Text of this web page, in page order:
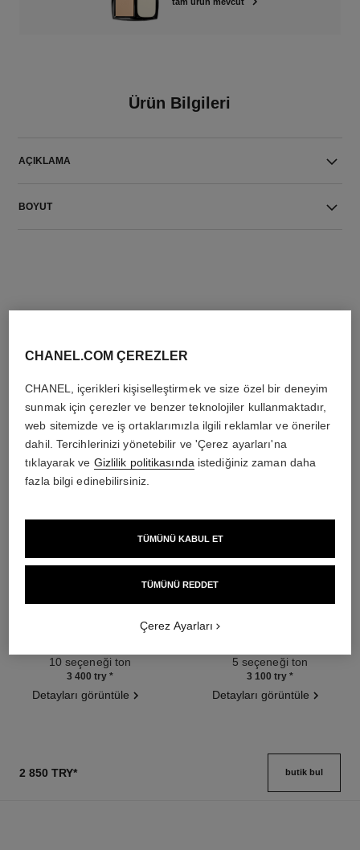
Ürün Bilgileri
AÇIKLAMA
BOYUT
THE PERFECT MATCH
poudre universelle libre
Ref. 132212
10 seçeneği ton
3 400 try *
Detayları görüntüle
joues contraste intense
Ref. 168242
5 seçeneği ton
3 100 try *
Detayları görüntüle
2 850 TRY* butik bul
CHANEL.COM ÇEREZLER
CHANEL, içerikleri kişiselleştirmek ve size özel bir deneyim
sunmak için çerezler ve benzer teknolojiler kullanmaktadır,
web sitemizde ve iş ortaklarımızla ilgili reklamlar ve öneriler
dahil. Tercihlerinizi yönetebilir ve 'Çerez ayarları'na
tıklayarak ve Gizlilik politikasında istediğiniz zaman daha
fazla bilgi edinebilirsiniz.
TÜMÜNÜ REDDET
TÜMÜNÜ KABUL ET
Çerez Ayarları